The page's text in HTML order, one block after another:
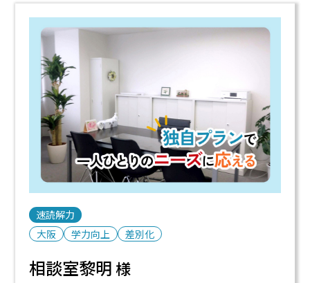
速読解力
大阪
学力向上 差別化
相談室黎明 様